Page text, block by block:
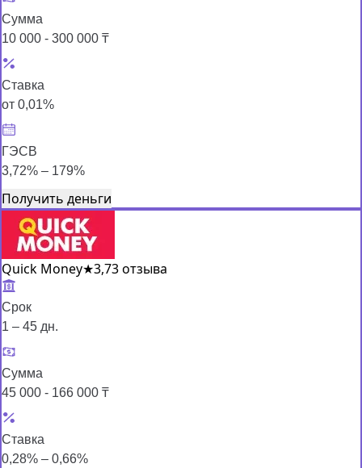
Сумма
10 000 - 300 000 ₸
Ставка
от 0,01%
ГЭСВ
3,72% – 179%
Получить деньги
Quick Money★3,73 отзыва
Срок
1 – 45 дн.
Сумма
45 000 - 166 000 ₸
Ставка
0,28% – 0,66%